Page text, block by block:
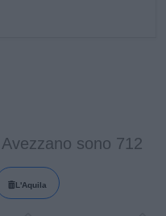
sono 712
L'Aquila